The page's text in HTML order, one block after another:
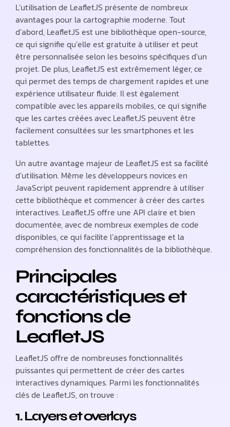
L’utilisation de LeafletJS présente de nombreux
avantages pour la cartographie moderne. Tout
d’abord, LeafletJS est une bibliothèque open-source,
ce qui signifie qu’elle est gratuite à utiliser et peut
être personnalisée selon les besoins spécifiques d’un
projet. De plus, LeafletJS est extrêmement léger, ce
qui permet des temps de chargement rapides et une
expérience utilisateur fluide. Il est également
compatible avec les appareils mobiles, ce qui signifie
que les cartes créées avec LeafletJS peuvent être
facilement consultées sur les smartphones et les
tablettes.
Un autre avantage majeur de LeafletJS est sa facilité
d’utilisation. Même les développeurs novices en
JavaScript peuvent rapidement apprendre à utiliser
cette bibliothèque et commencer à créer des cartes
interactives. LeafletJS offre une API claire et bien
documentée, avec de nombreux exemples de code
disponibles, ce qui facilite l’apprentissage et la
compréhension des fonctionnalités de la bibliothèque.
Principales
caractéristiques et
fonctions de
LeafletJS
LeafletJS offre de nombreuses fonctionnalités
puissantes qui permettent de créer des cartes
interactives dynamiques. Parmi les fonctionnalités
clés de LeafletJS, on trouve :
1. Layers et overlays